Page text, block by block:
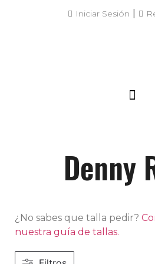
Iniciar Sesión
Denny
¿No sabes que talla pedir?
nuestra guía de tallas.